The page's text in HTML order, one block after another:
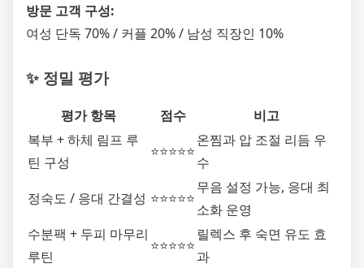
방문 고객 구성:
여성 단독 70% / 커플 20% / 남성 직장인 10%
✨ 정밀 평가
평가 항목 점수
비고
복부 + 하체 림프 루
틴 구성
⭐⭐⭐⭐⭐
온찜과 압 조절 리듬 우
수
정숙도 / 응대 간결성 ⭐⭐⭐⭐⭐
무음 설정 가능, 응대 최
소화 운영
수분팩 + 두피 마무리
루틴
⭐⭐⭐⭐⭐
릴렉스 후 숙면 유도 효
과